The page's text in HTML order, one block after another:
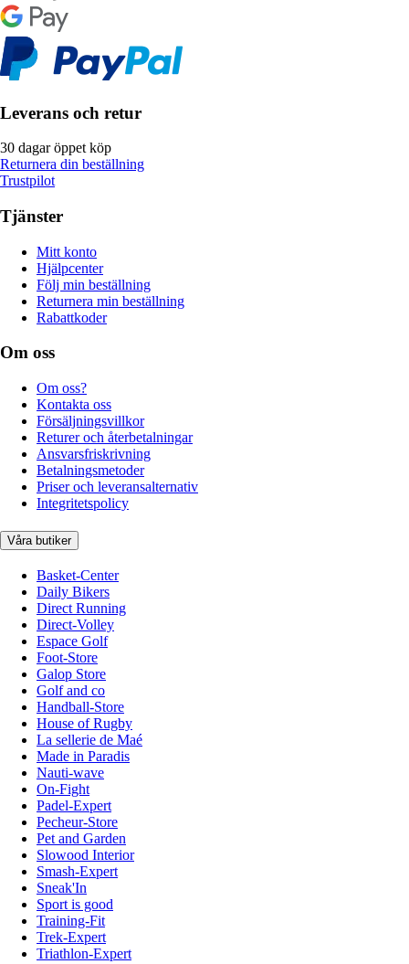
Leverans och retur
30 dagar öppet köp
Returnera din beställning
Trustpilot
Tjänster
Mitt konto
Hjälpcenter
Följ min beställning
Returnera min beställning
Rabattkoder
Om oss
Om oss?
Kontakta oss
Försäljningsvillkor
Returer och återbetalningar
Ansvarsfriskrivning
Betalningsmetoder
Priser och leveransalternativ
Integritetspolicy
Våra butiker
Basket-Center
Daily Bikers
Direct Running
Direct-Volley
Espace Golf
Foot-Store
Galop Store
Golf and co
Handball-Store
House of Rugby
La sellerie de Maé
Made in Paradis
Nauti-wave
On-Fight
Padel-Expert
Pecheur-Store
Pet and Garden
Slowood Interior
Smash-Expert
Sneak'In
Sport is good
Training-Fit
Trek-Expert
Triathlon-Expert